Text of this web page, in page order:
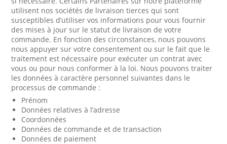
utilisent nos sociétés de livraison tierces qui sont
susceptibles d’utiliser vos informations pour vous fournir
des mises à jour sur le statut de livraison de votre
commande. En fonction des circonstances, nous pouvons
nous appuyer sur votre consentement ou sur le fait que le
traitement est nécessaire pour exécuter un contrat avec
vous ou pour nous conformer à la loi. Nous pouvons traiter
les données à caractère personnel suivantes dans le
processus de commande :
Prénom
Données relatives à l’adresse
Coordonnées
Données de commande et de transaction
Données de paiement